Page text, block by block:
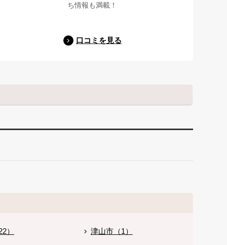
ち情報も満載！
口コミを見る
） 津山市（1）